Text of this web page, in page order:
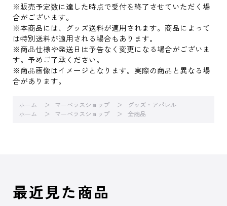
※販売予定数に達した時点で受付を終了させていただく場
合がございます。
※本商品には、グッズ送料が適用されます。商品によって
は特別送料が適用される場合もあります。
※商品仕様や発送日は予告なく変更になる場合がございま
す。予めご了承ください。
※商品画像はイメージとなります。実際の商品と異なる場
合があります。
ホーム マーベラスショップ
グッズ・アパレル
ホーム
マーベラスショップ 全商品
最近見た商品